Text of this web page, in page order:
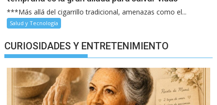
***Más allá del cigarrillo tradicional, amenazas como el...
Salud y Tecnología
CURIOSIDADES Y ENTRETENIMIENTO